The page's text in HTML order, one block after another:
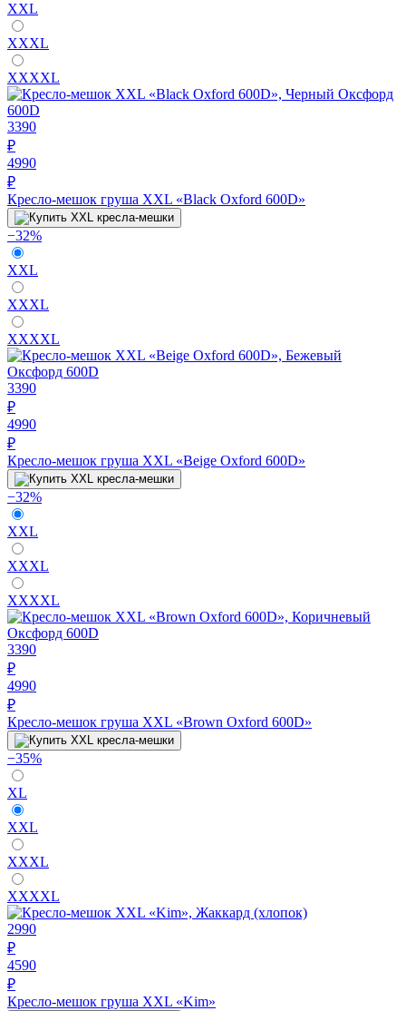
XXL
XXXL
XXXXL
3390
₽
4990
₽
Кресло-мешок груша XXL «Black Oxford 600D»
−32%
XXL
XXXL
XXXXL
3390
₽
4990
₽
Кресло-мешок груша XXL «Beige Oxford 600D»
−32%
XXL
XXXL
XXXXL
3390
₽
4990
₽
Кресло-мешок груша XXL «Brown Oxford 600D»
−35%
XL
XXL
XXXL
XXXXL
2990
₽
4590
₽
Кресло-мешок груша XXL «Kim»